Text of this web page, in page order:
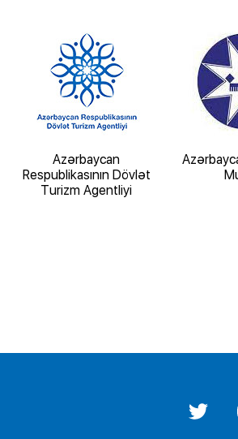
Azərbaycan
Respublikasının Dövlət
Turizm Agentliyi